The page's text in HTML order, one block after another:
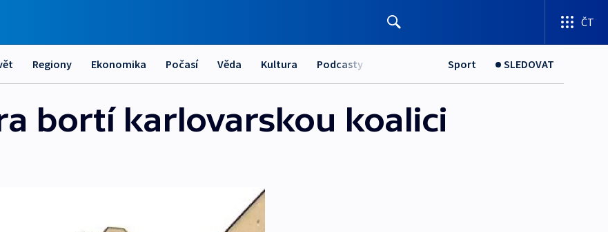
ČT
Regiony Ekonomika Počasí Věda Kultura Podcasty Sport SLEDOVAT
bortí karlovarskou koalici